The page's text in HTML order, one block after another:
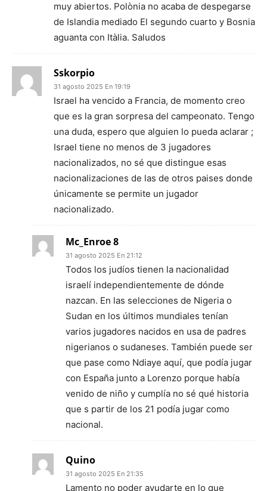
muy abiertos. Polònia no acaba de despegarse
de Islandia mediado El segundo cuarto y Bosnia
aguanta con Itàlia. Saludos
Sskorpio
31 agosto 2025 En 19:19
Israel ha vencido a Francia, de momento creo
que es la gran sorpresa del campeonato. Tengo
una duda, espero que alguien lo pueda aclarar ;
Israel tiene no menos de 3 jugadores
nacionalizados, no sé que distingue esas
nacionalizaciones de las de otros paises donde
únicamente se permite un jugador
nacionalizado.
Mc_Enroe 8
31 agosto 2025 En 21:12
Todos los judíos tienen la nacionalidad
israelí independientemente de dónde
nazcan. En las selecciones de Nigeria o
Sudan en los últimos mundiales tenían
varios jugadores nacidos en usa de padres
nigerianos o sudaneses. También puede ser
que pase como Ndiaye aquí, que podía jugar
con España junto a Lorenzo porque había
venido de niño y cumplía no sé qué historia
que s partir de los 21 podía jugar como
nacional.
Quino
31 agosto 2025 En 21:35
Lamento no poder ayudarte en lo que